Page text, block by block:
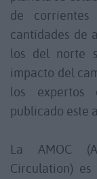
de corrientes
cantidades de
los del norte
impacto del
los expertos
publicado este
La AMOC
Circulation)